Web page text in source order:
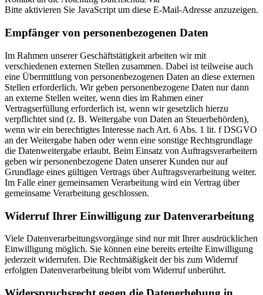
Bitte aktivieren Sie JavaScript um diese E-Mail-Adresse anzuzeigen.
Empfänger von personenbezogenen Daten
Im Rahmen unserer Geschäftstätigkeit arbeiten wir mit
verschiedenen externen Stellen zusammen. Dabei ist teilweise auch
eine Übermittlung von personenbezogenen Daten an diese externen
Stellen erforderlich. Wir geben personenbezogene Daten nur dann
an externe Stellen weiter, wenn dies im Rahmen einer
Vertragserfüllung erforderlich ist, wenn wir gesetzlich hierzu
verpflichtet sind (z. B. Weitergabe von Daten an Steuerbehörden),
wenn wir ein berechtigtes Interesse nach Art. 6 Abs. 1 lit. f DSGVO
an der Weitergabe haben oder wenn eine sonstige Rechtsgrundlage
die Datenweitergabe erlaubt. Beim Einsatz von Auftragsverarbeitern
geben wir personenbezogene Daten unserer Kunden nur auf
Grundlage eines gültigen Vertrags über Auftragsverarbeitung weiter.
Im Falle einer gemeinsamen Verarbeitung wird ein Vertrag über
gemeinsame Verarbeitung geschlossen.
Widerruf Ihrer Einwilligung zur Datenverarbeitung
Viele Datenverarbeitungsvorgänge sind nur mit Ihrer ausdrücklichen
Einwilligung möglich. Sie können eine bereits erteilte Einwilligung
jederzeit widerrufen. Die Rechtmäßigkeit der bis zum Widerruf
erfolgten Datenverarbeitung bleibt vom Widerruf unberührt.